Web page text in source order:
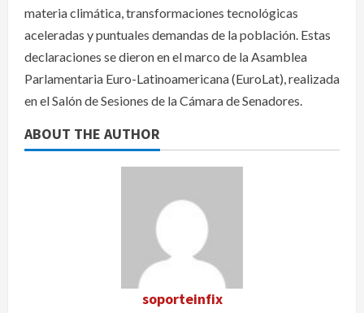
materia climática, transformaciones tecnológicas
aceleradas y puntuales demandas de la población. Estas
declaraciones se dieron en el marco de la Asamblea
Parlamentaria Euro-Latinoamericana (EuroLat), realizada
en el Salón de Sesiones de la Cámara de Senadores.
ABOUT THE AUTHOR
soporteinfix